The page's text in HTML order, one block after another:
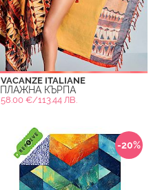
VACANZE ITALIANE
ПЛАЖНА КЪРПА
58.00 €/113.44 ЛВ.
-20%